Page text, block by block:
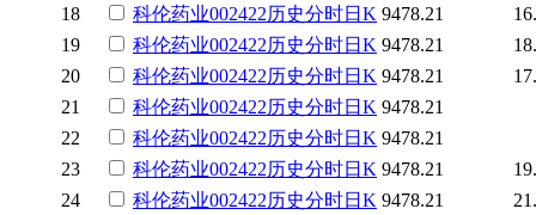
18
科伦药业002422历史分时日K 9478.21
19
科伦药业002422历史分时日K 9478.21
20
科伦药业002422历史分时日K 9478.21
21
科伦药业002422历史分时日K 9478.21
22
科伦药业002422历史分时日K 9478.21
23
科伦药业002422历史分时日K 9478.21
24
科伦药业002422历史分时日K 9478.21